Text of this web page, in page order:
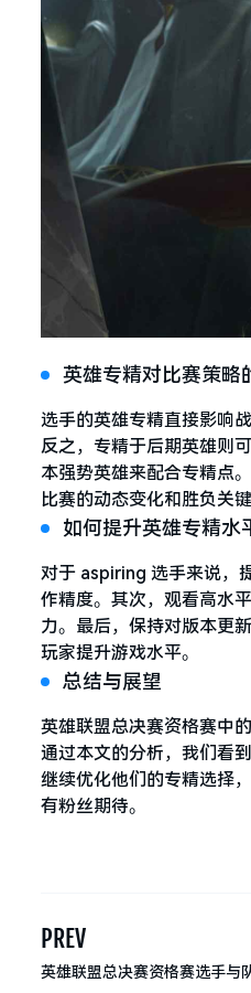
英雄专精对比赛策略
选手的英雄专精直接影响
反之，专精于后期英雄则
本强势英雄来配合专精点
比赛的动态变化和胜负关键
如何提升英雄专精水
对于 aspiring 选手来说，
作精度。其次，观看高水
力。最后，保持对版本更
玩家提升游戏水平。
总结与展望
英雄联盟总决赛资格赛中
通过本文的分析，我们看
继续优化他们的专精选择
有粉丝期待。
PREV
英雄联盟总决赛资格赛选手与